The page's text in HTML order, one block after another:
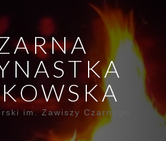
im. Zawiszy Czarnego